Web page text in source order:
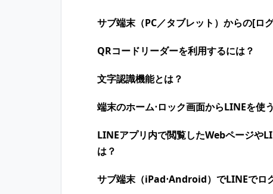
サブ端末（PC／タブレット）からの[ロ
QRコードリーダーを利用するには？
文字認識機能とは？
端末のホーム⋅ロック画面からLINEを使
LINEアプリ内で閲覧したWebページや
は？
サブ端末（iPad⋅Android）でLINEでロ